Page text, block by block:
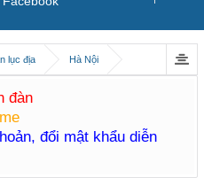
lục địa Hà Nội
đàn
đổi mật khẩu diễn